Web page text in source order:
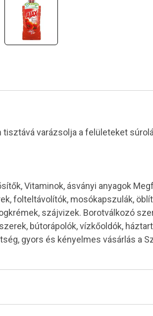
varázsolja a felületeket
Vitaminok, ásványi anyagok
folteltávolítók, mosókapszulák,
szájvizek. Borotválkozó
bútorápolók, vízkőoldók,
gyors és kényelmes vásárlás a